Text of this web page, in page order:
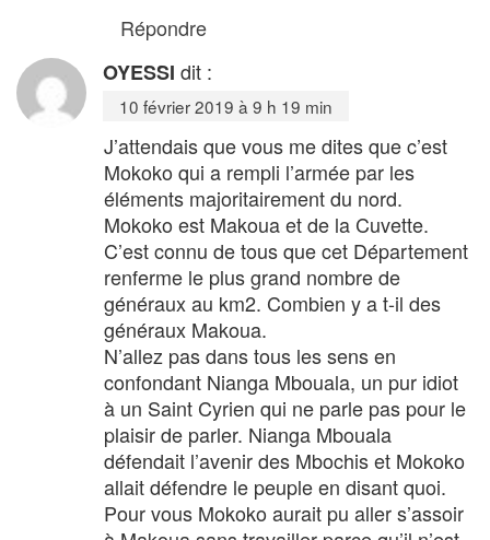
Répondre
OYESSI dit :
10 février 2019 à 9 h 19 min
J’attendais que vous me dites que c’est
Mokoko qui a rempli l’armée par les
éléments majoritairement du nord.
Mokoko est Makoua et de la Cuvette.
C’est connu de tous que cet Département
renferme le plus grand nombre de
généraux au km2. Combien y a t-il des
généraux Makoua.
N’allez pas dans tous les sens en
confondant Nianga Mbouala, un pur idiot
à un Saint Cyrien qui ne parle pas pour le
plaisir de parler. Nianga Mbouala
défendait l’avenir des Mbochis et Mokoko
allait défendre le peuple en disant quoi.
Pour vous Mokoko aurait pu aller s’assoir